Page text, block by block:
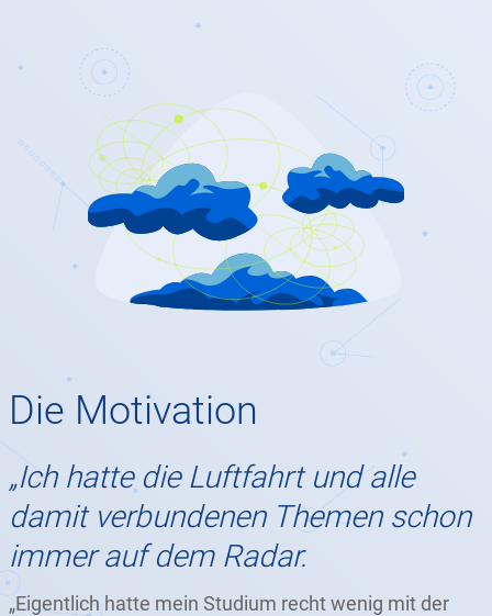
Die Motivation
„Ich hatte die Luftfahrt und alle
damit verbundenen Themen schon
immer auf dem Radar.
„Eigentlich hatte mein Studium recht wenig mit der